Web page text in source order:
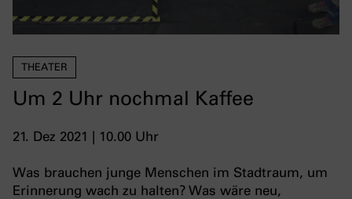
THEATER
Um 2 Uhr nochmal Kaffee
21. Dez 2021 | 10.00 Uhr
Was brauchen junge Menschen im Stadtraum, um
Erinnerung wach zu halten? Was wäre neu,